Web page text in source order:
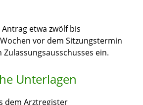
Antrag etwa zwölf bis
vor dem Sitzungstermin
Zulassungsausschusses ein.
Unterlagen
dem Arztregister